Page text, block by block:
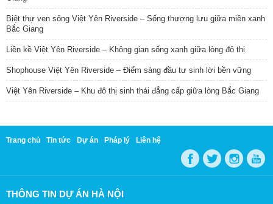
Biệt thự ven sông Việt Yên Riverside – Sống thượng lưu giữa miền xanh
Bắc Giang
Liền kề Việt Yên Riverside – Không gian sống xanh giữa lòng đô thị
Shophouse Việt Yên Riverside – Điểm sáng đầu tư sinh lời bền vững
Việt Yên Riverside – Khu đô thị sinh thái đẳng cấp giữa lòng Bắc Giang
Trang chủ Tin tức Dự án Pháp lý Liên hệ
THÔNG TIN DỰ ÁN HÀ NỘI